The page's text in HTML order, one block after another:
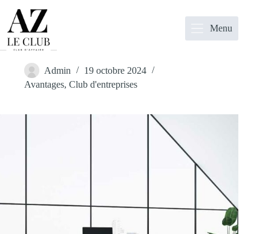
contenu
Menu
Pourquoi les Petites Entreprises Gagnent à Adhérer à un Club
d’Entreprises
Admin
19 octobre 2024
Avantages, Club d'entreprises